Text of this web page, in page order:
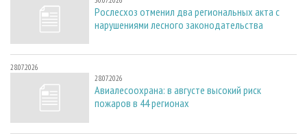
Рослесхоз отменил два региональных акта с
нарушениями лесного законодательства
28.07.2026
28.07.2026
Авиалесоохрана: в августе высокий риск
пожаров в 44 регионах